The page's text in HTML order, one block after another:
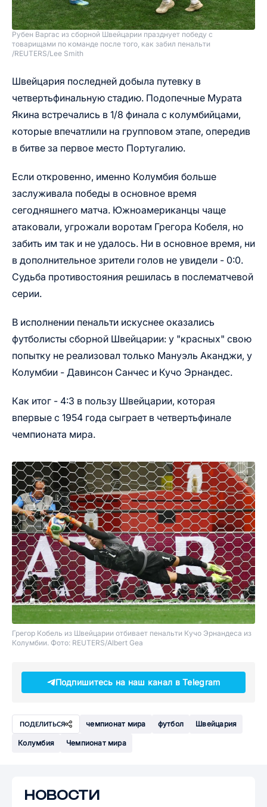
Рубен Варгас из сборной Швейцарии празднует победу с
товарищами по команде после того, как забил пенальти
/REUTERS/Lee Smith
Швейцария последней добыла путевку в
четвертьфинальную стадию. Подопечные Мурата
Якина встречались в 1/8 финала с колумбийцами,
которые впечатлили на групповом этапе, опередив
в битве за первое место Португалию.
Если откровенно, именно Колумбия больше
заслуживала победы в основное время
сегодняшнего матча. Южноамериканцы чаще
атаковали, угрожали воротам Грегора Кобеля, но
забить им так и не удалось. Ни в основное время, ни
в дополнительное зрители голов не увидели - 0:0.
Судьба противостояния решилась в послематчевой
серии.
В исполнении пенальти искуснее оказались
футболисты сборной Швейцарии: у "красных" свою
попытку не реализовал только Мануэль Аканджи, у
Колумбии - Давинсон Санчес и Кучо Эрнандес.
Как итог - 4:3 в пользу Швейцарии, которая
впервые с 1954 года сыграет в четвертьфинале
чемпионата мира.
Грегор Кобель из Швейцарии отбивает пенальти Кучо Эрнандеса из
Колумбии. Фото: REUTERS/Albert Gea
Подпишитесь на наш канал в Telegram
ПОДЕЛИТЬСЯ чемпионат мира футбол Швейцария
Колумбия Чемпионат мира
НОВОСТИ